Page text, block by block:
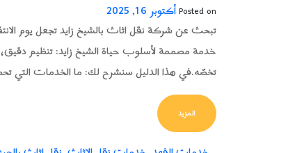
Posted onأكتوبر 16, 2025
تبحث عن شركة نقل اثاث بالشيخ زايد تجعل يوم
خدمة مصممة لأسلوب حياة الشيخ زايد: تنظيم
تخصّه.في هذا الدليل سنشرح لك: ما الخدمات التي
المزيدFROM دليل نقل الأثاث بالشيخ زايد – الخدمات، تكلفة النقل، والونش للأدوار العليا